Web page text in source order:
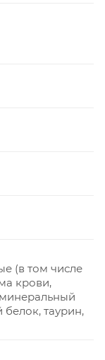
(в том числе
крови,
таурин,